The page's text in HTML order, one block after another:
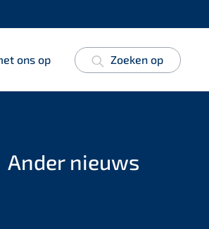
ons op Zoeken op
Ander nieuws